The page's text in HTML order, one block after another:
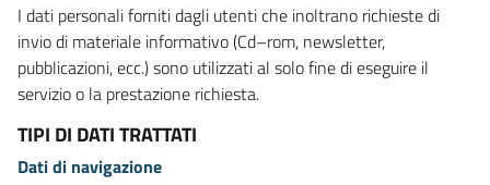
I dati personali forniti dagli utenti che inoltrano richieste di
invio di materiale informativo (Cd–rom, newsletter,
pubblicazioni, ecc.) sono utilizzati al solo fine di eseguire il
servizio o la prestazione richiesta.
TIPI DI DATI TRATTATI
Dati di navigazione